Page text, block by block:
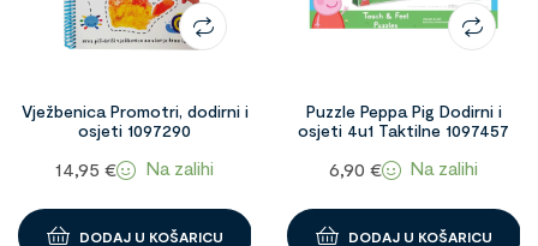
Vježbenica Promotri, dodirni i
osjeti 1097290
14,95€ Na zalihi
DODAJ U KOŠARICU
Puzzle Peppa Pig Dodirni i
osjeti 4u1 Taktilne 1097457
6,90 € Na zalihi
DODAJ U KOŠARICU